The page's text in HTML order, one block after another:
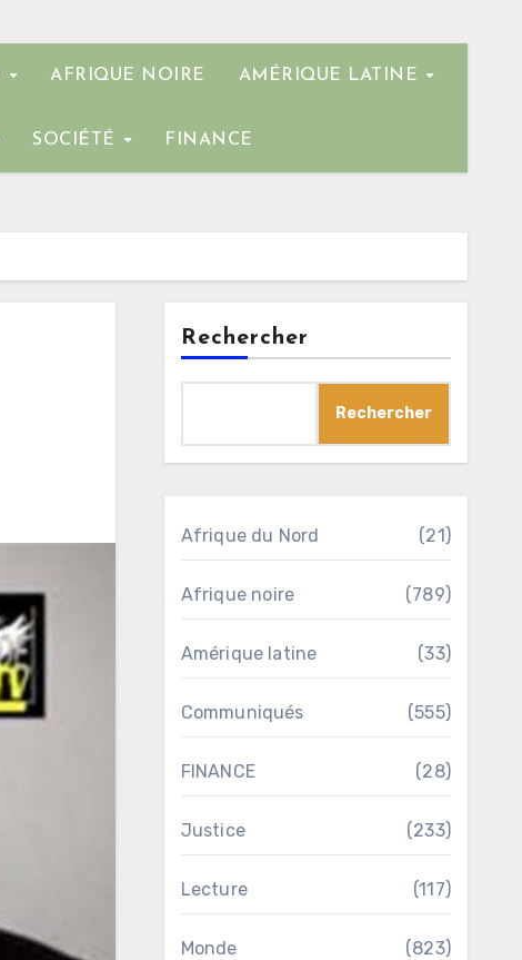
AFRIQUE NOIRE AMÉRIQUE LATINE
SOCIÉTÉ FINANCE
Rechercher
Rechercher
Afrique du Nord (21)
Afrique noire (789)
Amérique latine (33)
Communiqués (555)
FINANCE (28)
Justice (233)
Lecture (117)
Monde (823)